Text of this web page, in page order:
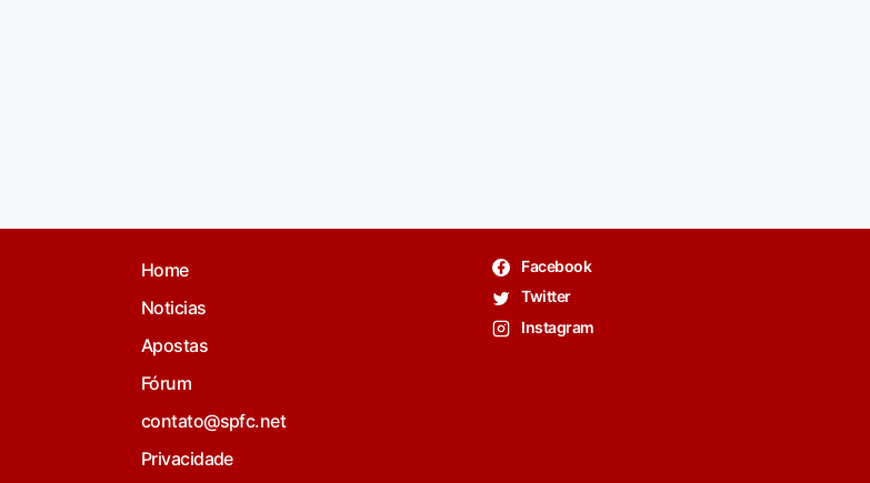
Home
Noticias
Apostas
Fórum
contato@spfc.net
Privacidade
Facebook
Twitter
Instagram